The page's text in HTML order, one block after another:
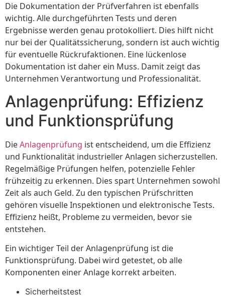
Die Dokumentation der Prüfverfahren ist ebenfalls
wichtig. Alle durchgeführten Tests und deren
Ergebnisse werden genau protokolliert. Dies hilft nicht
nur bei der Qualitätssicherung, sondern ist auch wichtig
für eventuelle Rückrufaktionen. Eine lückenlose
Dokumentation ist daher ein Muss. Damit zeigt das
Unternehmen Verantwortung und Professionalität.
Anlagenprüfung: Effizienz
und Funktionsprüfung
DieAnlagenprüfung ist entscheidend, um die Effizienz
und Funktionalität industrieller Anlagen sicherzustellen.
Regelmäßige Prüfungen helfen, potenzielle Fehler
frühzeitig zu erkennen. Dies spart Unternehmen sowohl
Zeit als auch Geld. Zu den typischen Prüfschritten
gehören visuelle Inspektionen und elektronische Tests.
Effizienz heißt, Probleme zu vermeiden, bevor sie
entstehen.
Ein wichtiger Teil der Anlagenprüfung ist die
Funktionsprüfung. Dabei wird getestet, ob alle
Komponenten einer Anlage korrekt arbeiten.
Sicherheitstest